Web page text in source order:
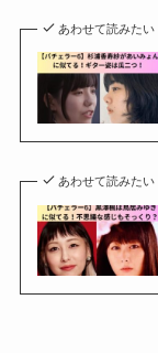
あわせて読みたい
あわせて読みたい